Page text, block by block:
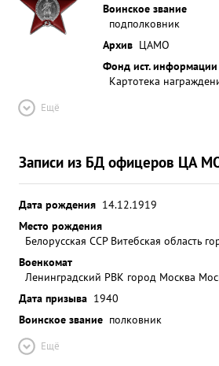
Воинское звание
подполковник
Архив ЦАМО
Фонд ист. информации
Картотека
Ещё
Записи из БД офицеров ЦА
Дата рождения 14.12.1919
Место рождения
Белорусская ССР Витебская область
Военкомат
Ленинградский РВК город Москва
Дата призыва 1940
Воинское звание полковник
Ещё